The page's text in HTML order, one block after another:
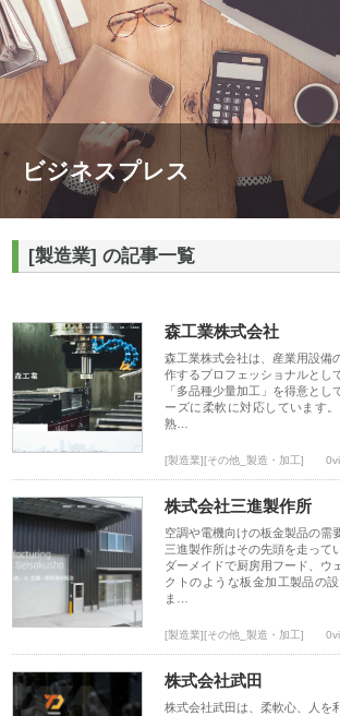
ビジネスプレス
[製造業] の記事一覧
森工業株式会社
森工業株式会社は、産業用設備
作するプロフェッショナルとし
「多品種少量加工」を得意とし
ーズに柔軟に対応しています
熟…
[製造業][その他_製造・加工]
株式会社三進製作所
空調や電機向けの板金製品の需
三進製作所はその先頭を走って
ダーメイドで厨房用フード、ウ
クトのような板金加工製品の
ま…
[製造業][その他_製造・加工]
株式会社武田
株式会社武田は、柔軟心、人を